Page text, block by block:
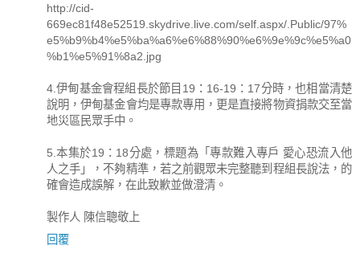
http://cid-
669ec81f48e52519.skydrive.live.com/self.aspx/.Public/97%
e5%b9%b4%e5%ba%a6%e6%88%90%e6%9e%9c%e5%a0
%b1%e5%91%8a2.jpg
4.伊甸基金會程組長於節目19：16-19：17分時，也相當清楚
說明，伊甸基金會均是專款專用，更是直接將物資捐款交至當
地災區民眾手中。
5.本集於19：18分處，標題為「專款難入專戶 愛心恐流入他
人之手」，不夠精準，若之前觀眾未完整聽到程組長說法，的
確會造成誤解，在此致歉並做澄清。
製作人 陳信聰敬上
回覆